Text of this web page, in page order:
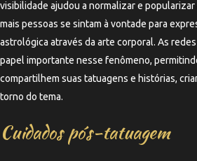
visibilidade ajudou a normalizar e
mais pessoas se sintam à vontade para
astrológica através da arte corporal. As
papel importante nesse fenômeno,
compartilhem suas tatuagens e histórias,
torno do tema.
Cuidados pós-tatuagem